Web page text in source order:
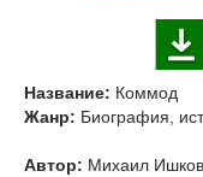
Название: Коммод
Жанр: Биография,
Автор: Михаил Ишков